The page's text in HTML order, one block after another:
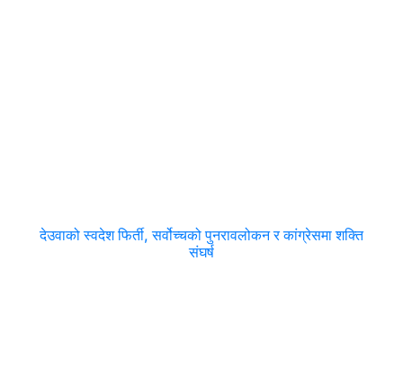
देउवाको स्वदेश फिर्ती, सर्वोच्चको पुनरावलोकन र कांग्रेसमा शक्ति
संघर्ष